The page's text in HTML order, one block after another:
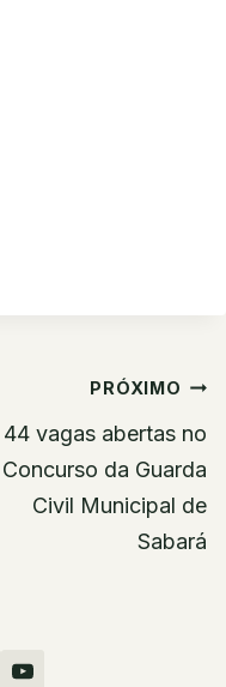
PRÓXIMO
44 vagas abertas no
Concurso da Guarda
Civil Municipal de
Sabará